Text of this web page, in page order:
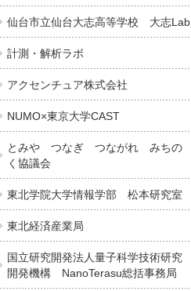
仙台市立仙台大志高等学校 大志Lab
計測・解析ラボ
アクセンチュア株式会社
NUMO×東京大学CAST
とみや つなぎ つながれ みちの
く協議会
東北学院大学情報学部 松本研究室
東北経済産業局
国立研究開発法人量子科学技術研究
開発機構 NanoTerasu総括事務局